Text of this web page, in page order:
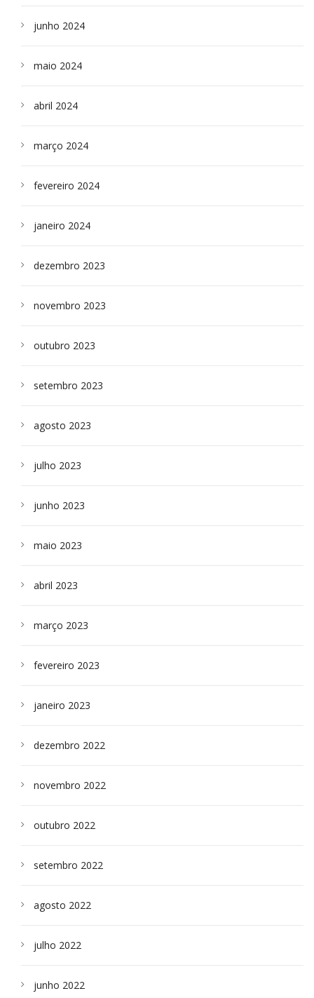
junho 2024
maio 2024
abril 2024
março 2024
fevereiro 2024
janeiro 2024
dezembro 2023
novembro 2023
outubro 2023
setembro 2023
agosto 2023
julho 2023
junho 2023
maio 2023
abril 2023
março 2023
fevereiro 2023
janeiro 2023
dezembro 2022
novembro 2022
outubro 2022
setembro 2022
agosto 2022
julho 2022
junho 2022